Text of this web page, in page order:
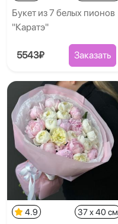
Букет из 7 белых пионов
"Каратэ"
5543₽ Заказать
4.9 37 x 40 см